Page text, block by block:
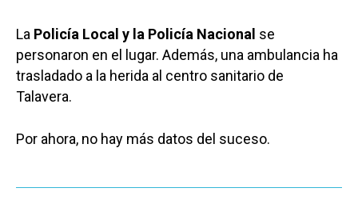
La Policía Local y la Policía Nacional se
personaron en el lugar. Además, una ambulancia ha
trasladado a la herida al centro sanitario de
Talavera.
Por ahora, no hay más datos del suceso.